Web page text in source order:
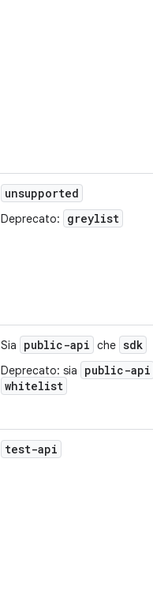
unsupported
Deprecato: greylist
Sia public-api che sdk
Deprecato: sia public-api
whitelist
test-api